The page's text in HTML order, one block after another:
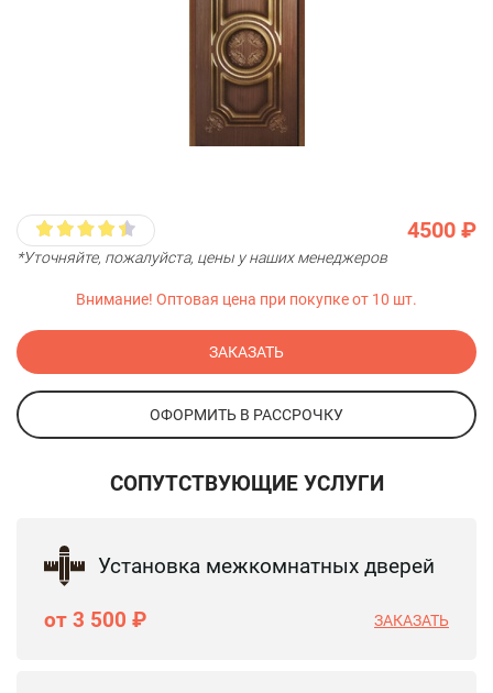
4500 ₽
*Уточняйте, пожалуйста, цены у наших менеджеров
Внимание! Оптовая цена при покупке от 10 шт.
ЗАКАЗАТЬ
ОФОРМИТЬ В РАССРОЧКУ
СОПУТСТВУЮЩИЕ УСЛУГИ
Установка межкомнатных дверей
от 3 500 ₽ ЗАКАЗАТЬ